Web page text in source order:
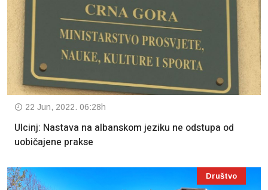
22 Jun, 2022. 06:28h
Ulcinj: Nastava na albanskom jeziku ne odstupa od
uobičajene prakse
Društvo